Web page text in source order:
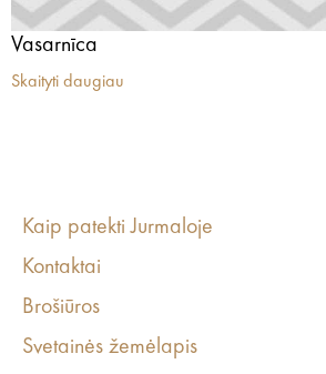
Vasarnīca
Skaityti daugiau
Kaip patekti Jurmaloje
Kontaktai
Brošiūros
Svetainės žemėlapis